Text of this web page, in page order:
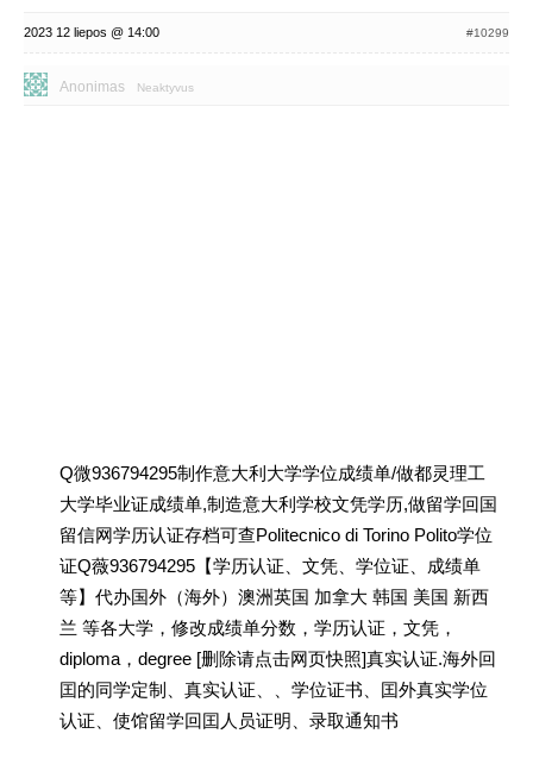
2023 12 liepos @ 14:00 #10299
Anonimas Neaktyvus
Q微936794295制作意大利大学学位成绩单/做都灵理工
大学毕业证成绩单,制造意大利学校文凭学历,做留学回国
留信网学历认证存档可查Politecnico di Torino Polito学位
证Q薇936794295【学历认证、文凭、学位证、成绩单
等】代办国外（海外）澳洲英国 加拿大 韩国 美国 新西
兰 等各大学，修改成绩单分数，学历认证，文凭，
diploma，degree [删除请点击网页快照]真实认证.海外回
囯的同学定制、真实认证、、学位证书、囯外真实学位
认证、使馆留学回囯人员证明、录取通知书